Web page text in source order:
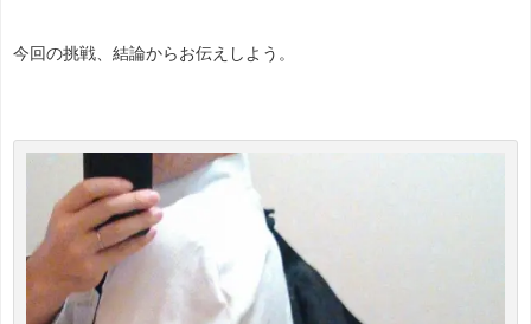
今回の挑戦、結論からお伝えしよう。